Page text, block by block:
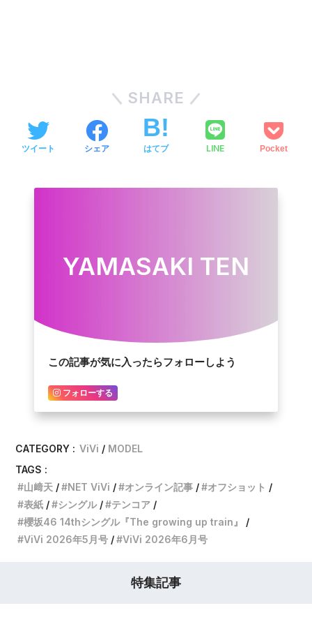
SHARE
ツイート シェア はてブ LINE Pocket
YAMASAKI TEN
この記事が気に入ったらフォローしよう
フォローする
CATEGORY : ViVi
MODEL
TAGS :
山﨑天
NET ViVi オンライン記事
オフショット
表紙
シングル
テンコア
櫻坂46 14thシングル『The growing up train』
ViVi 2026年5月号
ViVi 2026年6月号
特集記事